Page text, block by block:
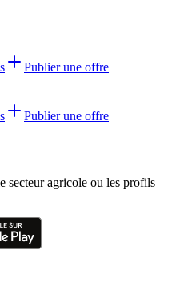
Publier une offre
Publier une offre
secteur agricole ou les profils